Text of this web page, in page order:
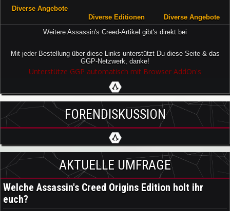
Diverse Angebote
Diverse Editionen
Diverse Angebote
Weitere Assassin's Creed-Artikel gibt's direkt bei
Mit jeder Bestellung über diese Links unterstützt Du diese Seite & das
GGP-Netzwerk, danke!
Unterstütze GGP automatisch mit Browser AddOn's
FORENDISKUSSION
AKTUELLE UMFRAGE
Welche Assassin's Creed Origins Edition holt ihr
euch?